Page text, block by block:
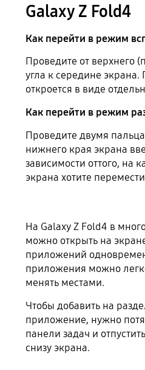
Galaxy Z Fold4
Как перейти в режим
Проведите от верхнего
угла к середине
откроется в виде
Как перейти в режим
Проведите двумя
нижнего края экрана
зависимости оттого, на
экрана хотите
На Galaxy Z Fold4 в
можно открыть на
приложений
приложения можно
менять местами.
Чтобы добавить на
приложение, нужно
панели задач и
снизу экрана.